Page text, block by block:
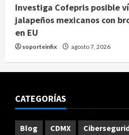
Investiga Cofepris posible
jalapeños mexicanos con
en EU
soporteinfix agosto 7, 2026
CATEGORÍAS
Blog CDMX